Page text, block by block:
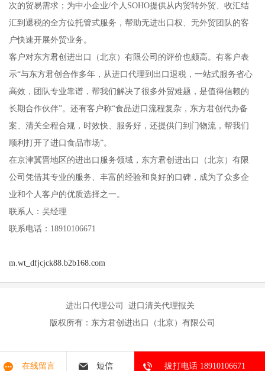
次的贸易需求；为中小企业/个人SOHO提供从内贸转外贸、收汇结
汇到退税的全方位托管式服务，帮助无进出口权、无外贸团队的客
户快速开展外贸业务。
客户对东方君创进出口（北京）有限公司的评价也颇高。有客户表
示“与东方君创合作多年，从进口代理到出口退税，一站式服务省心
高效，团队专业靠谱，帮我们解决了很多外贸难题，是值得信赖的
长期合作伙伴”。还有客户称“食品进口流程复杂，东方君创代办备
案、清关全程合规，时效快、服务好，还提供门到门物流，帮我们
顺利打开了进口食品市场”。
在京津冀晋地区的进出口服务领域，东方君创进出口（北京）有限
公司凭借其专业的服务、丰富的经验和良好的口碑，成为了众多企
业和个人客户的优质选择之一。
联系人：吴经理
联系电话：18910106671
m.wt_dfjcjck88.b2b168.com
进出口代理公司 进口清关代理报关
版权所有：东方君创进出口（北京）有限公司
在线留言 短信 拔打电话 18910106671